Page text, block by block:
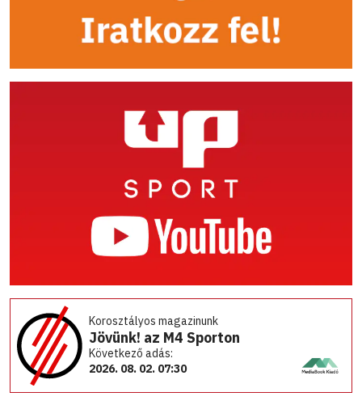
Korosztályos magazinunk
Jövünk! az M4 Sporton
Következő adás:
2026. 08. 02. 07:30